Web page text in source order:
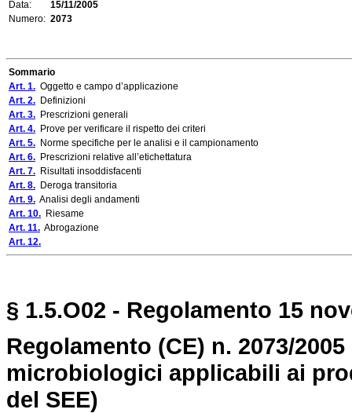
Data:
15/11/2005
Numero: 2073
Sommario
Art. 1. Oggetto e campo d’applicazione
Art. 2. Definizioni
Art. 3. Prescrizioni generali
Art. 4. Prove per verificare il rispetto dei criteri
Art. 5. Norme specifiche per le analisi e il campionamento
Art. 6. Prescrizioni relative all’etichettatura
Art. 7. Risultati insoddisfacenti
Art. 8. Deroga transitoria
Art. 9. Analisi degli andamenti
Art. 10. Riesame
Art. 11. Abrogazione
Art. 12.
§ 1.5.O02 - Regolamento 15
Regolamento (CE) n. 2073/
microbiologici applicabili ai
del SEE)